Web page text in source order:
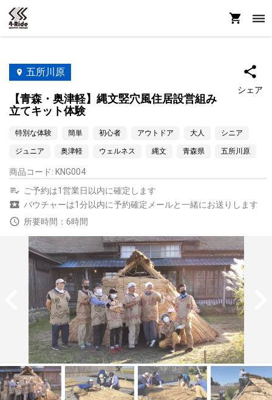
五所川原
【青森・奥津軽】縄文竪穴風住居設営組み
立てキット体験
シェア
特別な体験 簡単 初心者 アウトドア 大人 シニア
ジュニア 奥津軽 ウェルネス 縄文 青森県 五所川原
商品コード: KNG004
ご予約は1営業日以内に確定します
バウチャーは1分以内に予約確定メールと一緒にお送りします
所要時間：6時間